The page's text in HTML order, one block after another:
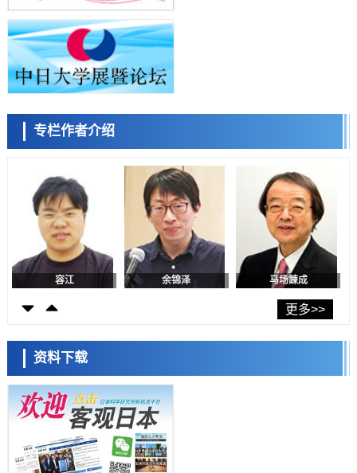
庆应义塾大学阐明脑内“游击手”小胶质细胞包裹保护受损神经细胞的机
制，有望用于开发阿尔茨海默病等疾病疗法
科学研究
日本东北大学与横滨橡胶全球首次从纳米尺度揭示橡胶—黄铜粘接界面
劣化抑制机制，为提升轮胎安全性与耐久性的材料设计开辟道路
科学研究
近畿大学等发现植物染料“日本茜”的红色成分可抑制老化与炎症，有望
科学研究
群马大学开发针对难治性癫痫的新型基因疗法，利用超小型GAD67启动
子抑制发作
九州大学揭示夜间眼压升高机制：两种激素波动叠加所致
科学研究
东京都产技研采用新手法开发出可稳定工作至300℃的介电材料，已验
证电容器可在汽车发动机等高温环境下工作
经济・社会
日本生成式AI使用者占比一年内翻倍，但与中美德仍有较大差距
政策
日本修订首都直下型地震紧急对策：目标为死亡人数至少减半，重点强
福井大学发现细胞记忆过往并抑制反应的机制，阐明即便DNA相同反应
迥异之谜
科学研究
神户大学确认口服癌症疫苗B440单药给药的安全性，在转移性尿路上皮
癌患者中开展临床试验
政策
日本发布《令和8年版科学技术与创新白皮书》，解读第七期基本计划
首年度政策方向
科学研究
专栏作者介绍
小岩井忠道
陈小牧 李鸥 安宁
容江 余锦泽 马场錬成
日本科学未来馆 科学交
流员
更多>>
资料下载